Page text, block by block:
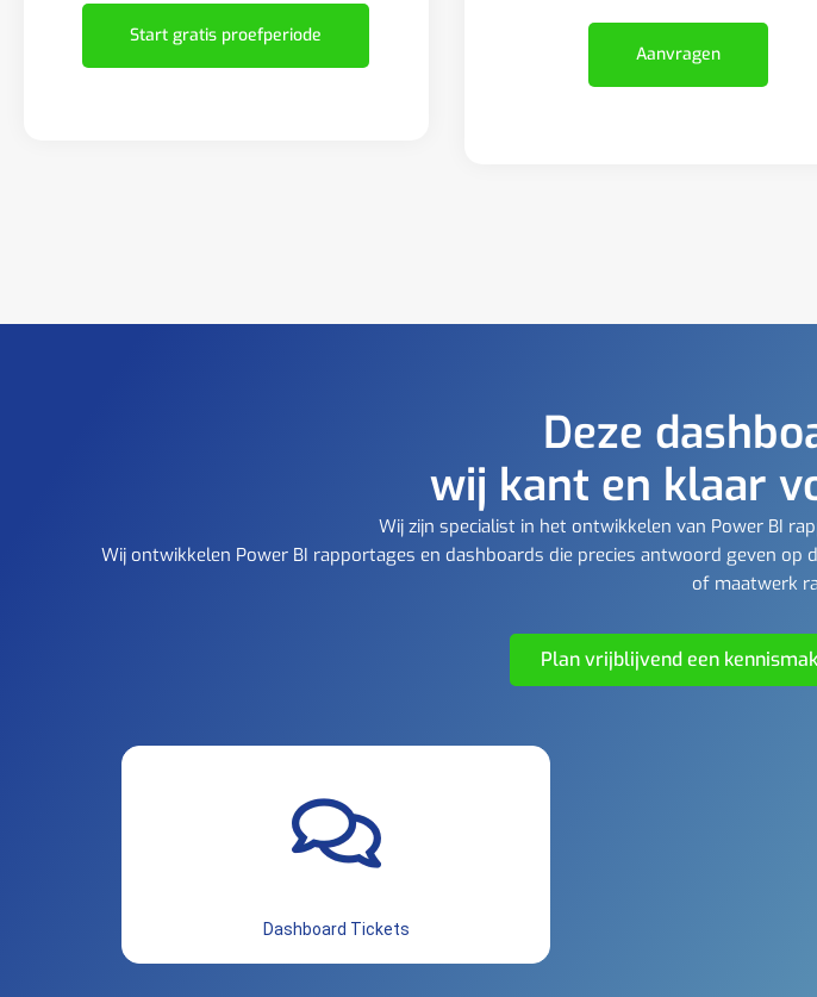
Start gratis proefperiode
Aanvragen
Deze
wij kant en klaar
Wij zijn specialist in het ontwikkelen van Power BI
Wij ontwikkelen Power BI rapportages en dashboards die precies antwoord geven
of maatwerk
Plan vrijblijvend een
Dashboard Tickets